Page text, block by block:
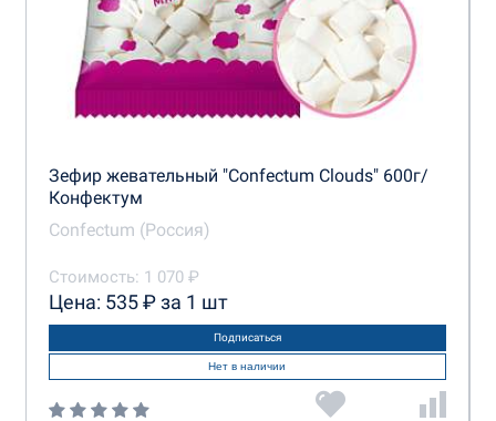
Зефир жевательный "Confectum Clouds" 600г/
Конфектум
Confectum (Россия)
Стоимость: 1 070 ₽
Цена: 535 ₽ за 1 шт
Подписаться
Нет в наличии